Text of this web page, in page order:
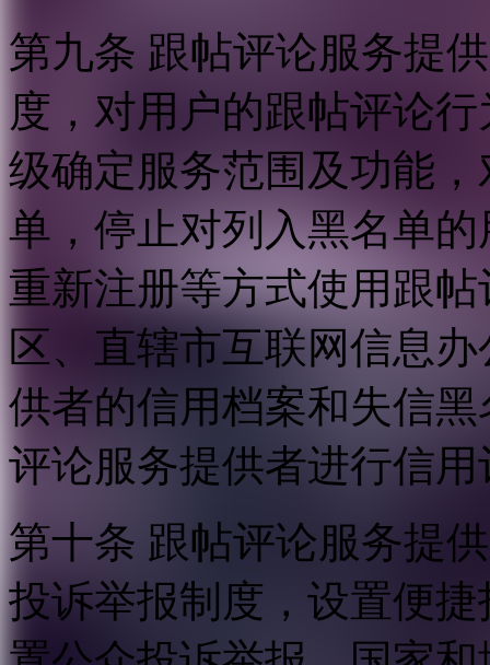
第九条 跟帖评论服务提
度，对用户的跟帖评论
级确定服务范围及功能
单，停止对列入黑名单
重新注册等方式使用跟
区、直辖市互联网信息
供者的信用档案和失信
评论服务提供者进行信用
第十条 跟帖评论服务提
投诉举报制度，设置便